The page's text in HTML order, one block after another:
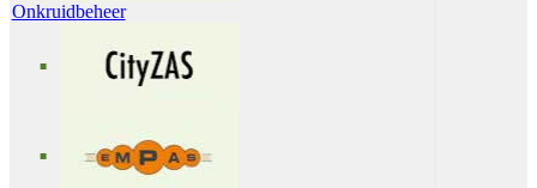
Onkruidbeheer